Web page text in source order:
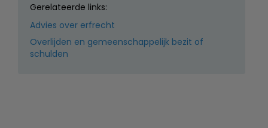
Gerelateerde links:
Advies over erfrecht
Overlijden en gemeenschappelijk bezit of
schulden